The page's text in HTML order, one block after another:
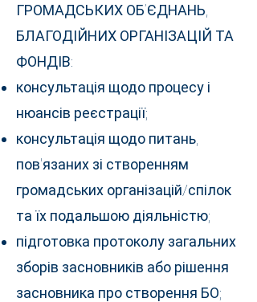
ГРОМАДСЬКИХ ОБ’ЄДНАНЬ,
БЛАГОДІЙНИХ ОРГАНІЗАЦІЙ ТА
ФОНДІВ:
консультація щодо процесу і
нюансів реєстрації;
консультація щодо питань,
пов'язаних зі створенням
громадських організацій/спілок
та їх подальшою діяльністю;
підготовка протоколу загальних
зборів засновників або рішення
засновника про створення БО;